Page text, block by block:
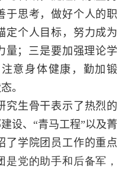
于思考，做好个人的职
定个人目标，努力成为
量；三是要加强理论学
意身体健康，勤加锻
。
究生骨干表示了热烈的
设、“青马工程”以及菁
了学院团 员工作的重点
党的助手和后备军，